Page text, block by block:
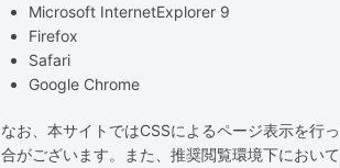
Microsoft InternetExplorer 9
Firefox
Safari
Google Chrome
なお、本サイトではCSSによるページ表示を行
合がございます。また、推奨閲覧環境下におい